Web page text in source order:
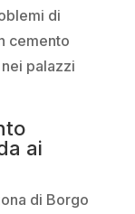
di
cemento
palazzi
ai
di Borgo